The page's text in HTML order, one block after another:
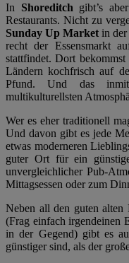
In Shoreditch gibt’s
Restaurants. Nicht zu
Sunday Up Market in
recht der Essensmarkt
stattfindet. Dort bekommst
Ländern kochfrisch auf
Pfund. Und das
multikulturellsten
Wer es eher traditionell
Und davon gibt es jede
etwas moderneren
guter Ort für ein
unvergleichlicher Pub-
Mittagsessen oder zum
Neben all den guten
(Frag einfach irgendeinen
in der Gegend) gibt es
günstiger sind, als der